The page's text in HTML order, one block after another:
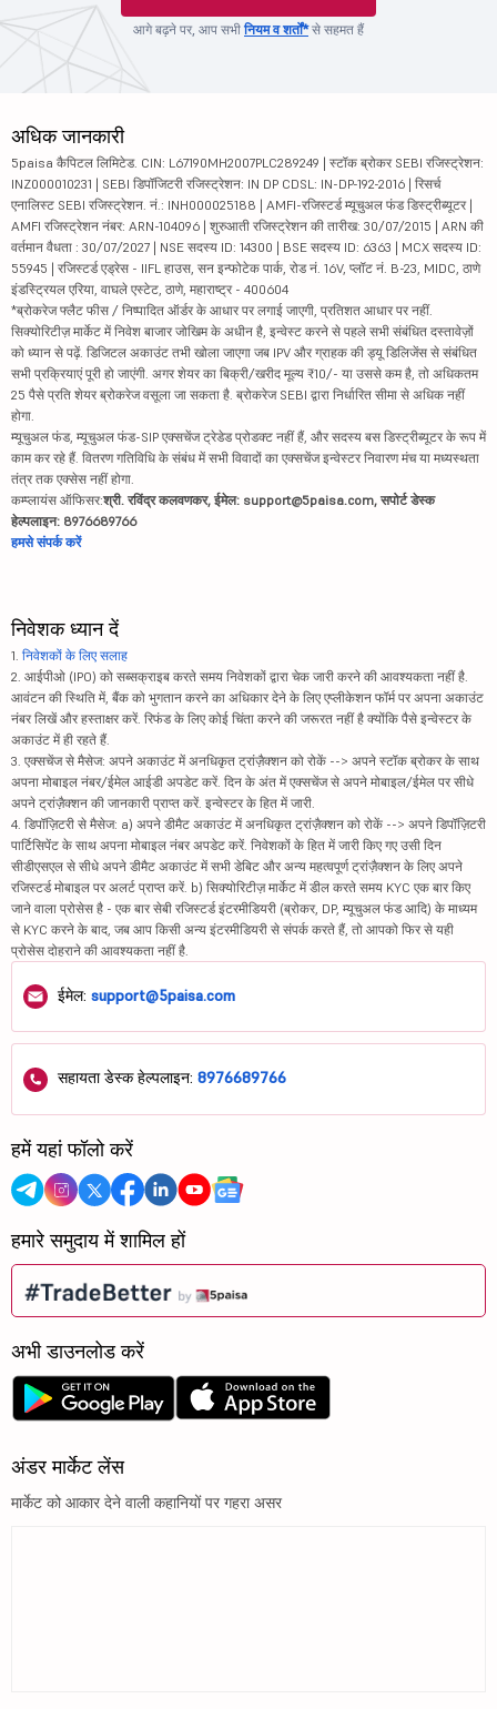
आगे बढ़ने पर, आप सभीनियम व शर्तों*से सहमत हैं
अधिक जानकारी
5paisa कैपिटल लिमिटेड. CIN: L67190MH2007PLC289249 | स्टॉक ब्रोकर SEBI रजिस्ट्रेशन:
INZ000010231 | SEBI डिपॉजिटरी रजिस्ट्रेशन: IN DP CDSL: IN-DP-192-2016 | रिसर्च
एनालिस्ट SEBI रजिस्ट्रेशन. नं.: INH000025188 | AMFI-रजिस्टर्ड म्यूचुअल फंड डिस्ट्रीब्यूटर |
AMFI रजिस्ट्रेशन नंबर: ARN-104096 | शुरुआती रजिस्ट्रेशन की तारीख: 30/07/2015 | ARN की
वर्तमान वैधता : 30/07/2027 | NSE सदस्य ID: 14300 | BSE सदस्य ID: 6363 | MCX सदस्य ID:
55945 | रजिस्टर्ड एड्रेस - IIFL हाउस, सन इन्फोटेक पार्क, रोड नं. 16V, प्लॉट नं. B-23, MIDC, ठाणे
इंडस्ट्रियल एरिया, वाघले एस्टेट, ठाणे, महाराष्ट्र - 400604
*ब्रोकरेज फ्लैट फीस / निष्पादित ऑर्डर के आधार पर लगाई जाएगी, प्रतिशत आधार पर नहीं.
सिक्योरिटीज़ मार्केट में निवेश बाजार जोखिम के अधीन है, इन्वेस्ट करने से पहले सभी संबंधित दस्तावेज़ों
को ध्यान से पढ़ें. डिजिटल अकाउंट तभी खोला जाएगा जब IPV और ग्राहक की ड्यू डिलिजेंस से संबंधित
सभी प्रक्रियाएं पूरी हो जाएंगी. अगर शेयर का बिक्री/खरीद मूल्य ₹10/- या उससे कम है, तो अधिकतम
25 पैसे प्रति शेयर ब्रोकरेज वसूला जा सकता है. ब्रोकरेज SEBI द्वारा निर्धारित सीमा से अधिक नहीं
होगा.
म्यूचुअल फंड, म्यूचुअल फंड-SIP एक्सचेंज ट्रेडेड प्रोडक्ट नहीं हैं, और सदस्य बस डिस्ट्रीब्यूटर के रूप में
काम कर रहे हैं. वितरण गतिविधि के संबंध में सभी विवादों का एक्सचेंज इन्वेस्टर निवारण मंच या मध्यस्थता
तंत्र तक एक्सेस नहीं होगा.
कम्प्लायंस ऑफिसर:श्री. रविंद्र कलवणकर, ईमेल: support@5paisa.com, सपोर्ट डेस्क
हेल्पलाइन: 8976689766
हमसे संपर्क करें
निवेशक ध्यान दें
1. निवेशकों के लिए सलाह
2. आईपीओ (IPO) को सब्सक्राइब करते समय निवेशकों द्वारा चेक जारी करने की आवश्यकता नहीं है.
आवंटन की स्थिति में, बैंक को भुगतान करने का अधिकार देने के लिए एप्लीकेशन फॉर्म पर अपना अकाउंट
नंबर लिखें और हस्ताक्षर करें. रिफंड के लिए कोई चिंता करने की जरूरत नहीं है क्योंकि पैसे इन्वेस्टर के
अकाउंट में ही रहते हैं.
3. एक्सचेंज से मैसेज: अपने अकाउंट में अनधिकृत ट्रांज़ैक्शन को रोकें --> अपने स्टॉक ब्रोकर के साथ
अपना मोबाइल नंबर/ईमेल आईडी अपडेट करें. दिन के अंत में एक्सचेंज से अपने मोबाइल/ईमेल पर सीधे
अपने ट्रांज़ैक्शन की जानकारी प्राप्त करें. इन्वेस्टर के हित में जारी.
4. डिपॉज़िटरी से मैसेज: a) अपने डीमैट अकाउंट में अनधिकृत ट्रांज़ैक्शन को रोकें --> अपने डिपॉज़िटरी
पार्टिसिपेंट के साथ अपना मोबाइल नंबर अपडेट करें. निवेशकों के हित में जारी किए गए उसी दिन
सीडीएसएल से सीधे अपने डीमैट अकाउंट में सभी डेबिट और अन्य महत्वपूर्ण ट्रांज़ैक्शन के लिए अपने
रजिस्टर्ड मोबाइल पर अलर्ट प्राप्त करें. b) सिक्योरिटीज़ मार्केट में डील करते समय KYC एक बार किए
जाने वाला प्रोसेस है - एक बार सेबी रजिस्टर्ड इंटरमीडियरी (ब्रोकर, DP, म्यूचुअल फंड आदि) के माध्यम
से KYC करने के बाद, जब आप किसी अन्य इंटरमीडियरी से संपर्क करते हैं, तो आपको फिर से यही
प्रोसेस दोहराने की आवश्यकता नहीं है.
ईमेल: support@5paisa.com
सहायता डेस्क हेल्पलाइन: 8976689766
हमें यहां फॉलो करें
हमारे समुदाय में शामिल हों
अभी डाउनलोड करें
अंडर मार्केट लेंस
मार्केट को आकार देने वाली कहानियों पर गहरा असर